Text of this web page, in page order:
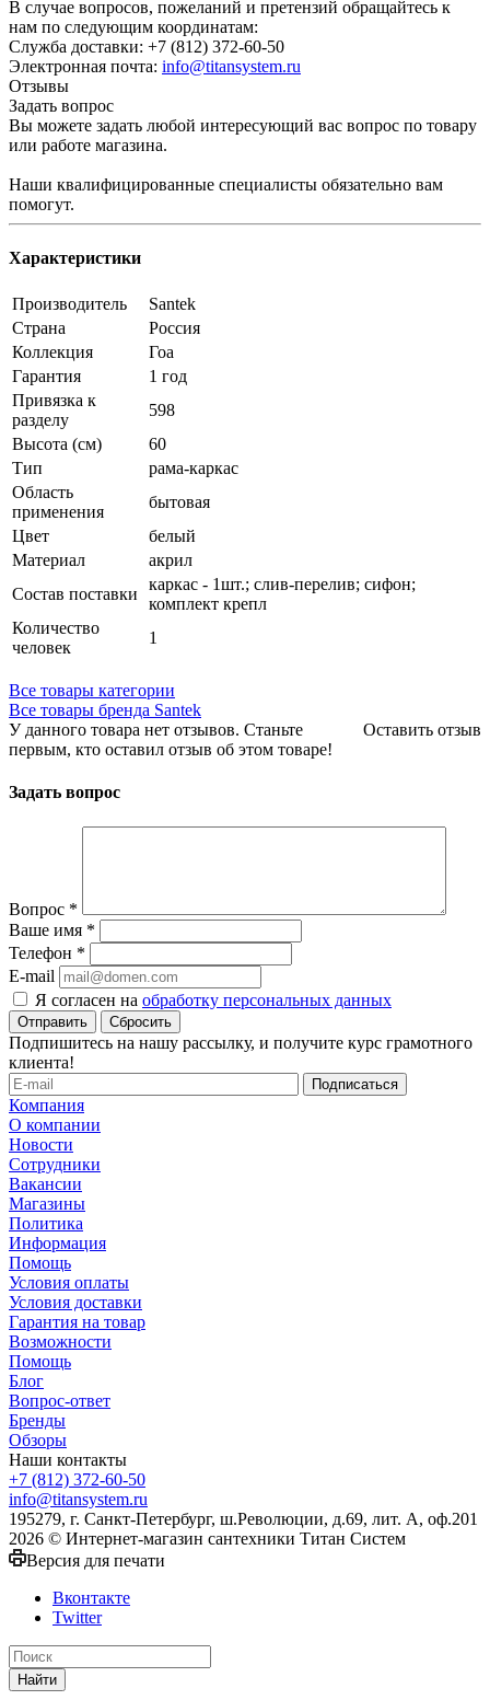
В случае вопросов, пожеланий и претензий обращайтесь к
нам по следующим координатам:
Служба доставки: +7 (812) 372-60-50
Электронная почта: info@titansystem.ru
Отзывы
Задать вопрос
Вы можете задать любой интересующий вас вопрос по товару
или работе магазина.
Наши квалифицированные специалисты обязательно вам
помогут.
Характеристики
Производитель
Santek
Страна
Россия
Коллекция
Гоа
Гарантия
1 год
Привязка к
разделу
598
Высота (см)
60
Тип
рама-каркас
Область
применения
бытовая
Цвет
белый
Материал
акрил
Состав поставки
каркас - 1шт.; слив-перелив; сифон;
комплект крепл
Количество
человек
1
Все товары категории
Все товары бренда Santek
Оставить отзыв
У данного товара нет отзывов. Станьте
первым, кто оставил отзыв об этом товаре!
Задать вопрос
Вопрос *
Ваше имя *
Телефон *
E-mail
Я согласен на обработку персональных данных
Сбросить
Подпишитесь на нашу рассылку, и получите курс грамотного
клиента!
Компания
О компании
Новости
Сотрудники
Вакансии
Магазины
Политика
Информация
Помощь
Условия оплаты
Условия доставки
Гарантия на товар
Возможности
Помощь
Блог
Вопрос-ответ
Бренды
Обзоры
Наши контакты
+7 (812) 372-60-50
info@titansystem.ru
195279, г. Санкт-Петербург, ш.Революции, д.69, лит. А, оф.201
2026 © Интернет-магазин сантехники Титан Систем
Версия для печати
Вконтакте
Twitter
Найти